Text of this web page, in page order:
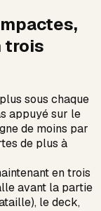
trois
sous chaque
appuyé sur le
de moins par
de plus à
en trois
avant la partie
le deck,